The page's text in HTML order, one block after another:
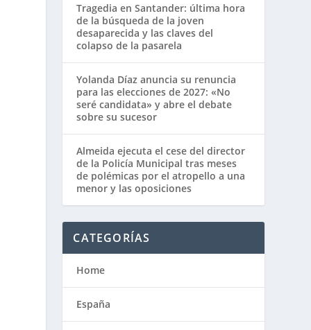
Tragedia en Santander: última hora
de la búsqueda de la joven
desaparecida y las claves del
colapso de la pasarela
Yolanda Díaz anuncia su renuncia
para las elecciones de 2027: «No
seré candidata» y abre el debate
sobre su sucesor
Almeida ejecuta el cese del director
de la Policía Municipal tras meses
de polémicas por el atropello a una
menor y las oposiciones
CATEGORÍAS
Home
España